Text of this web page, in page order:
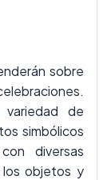
sobre
de
simbólicos
diversas
objetos y